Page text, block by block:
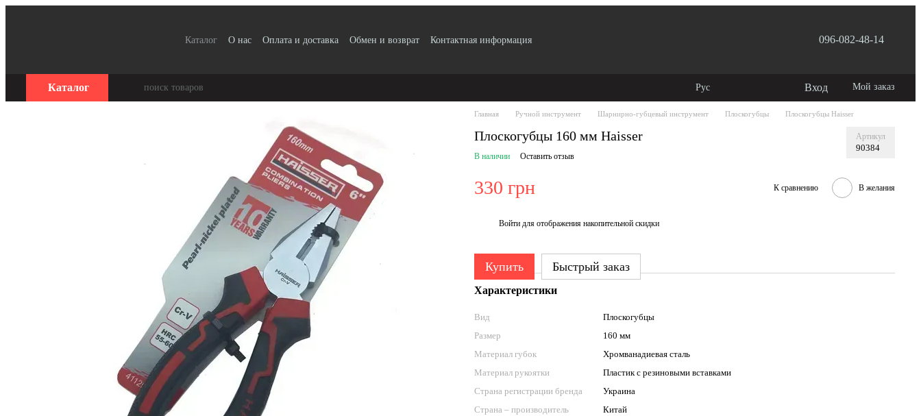
Каталог О нас Оплата и доставка Обмен и возврат
Контактная информация
096-082-48-14
Каталог Рус Вход Мой заказ
Главная Ручной инструмент Шарнирно-губцевый инструмент Плоскогубцы Плоскогубцы Haisser
Плоскогубцы 160 мм Haisser Артикул
90384
В наличии Оставить отзыв
330 грн К сравнению В желания
Войти для отображения накопительной скидки
Купить Быстрый заказ
Характеристики
Вид
Плоскогубцы
Размер
160 мм
Материал губок
Хромванадиевая сталь
Материал рукоятки
Пластик с резиновыми вставками
Страна регистрации бренда
Украина
Страна – производитель
Китай